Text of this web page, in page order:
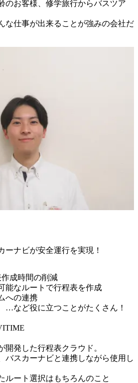
のお客様、修学旅行からバスツア
な仕事が出来ることが強みの会社だ
ーナビが安全運行を実現！
成時間の削減
能なルートで行程表を作成
への連携
ことがたくさん！
開発した行程表クラウド。
バスカーナビと連携しながら使用し
ルート選択はもちろんのこと